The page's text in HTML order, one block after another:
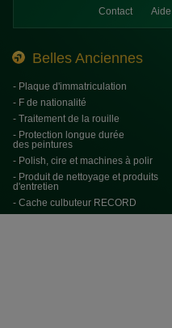
Contact Aide
Belles Anciennes
- Plaque d'immatriculation
- F de nationalité
- Traitement de la rouille
- Protection longue durée
des peintures
- Polish, cire et machines à polir
- Produit de nettoyage et produits
d'entretien
- Cache culbuteur RECORD